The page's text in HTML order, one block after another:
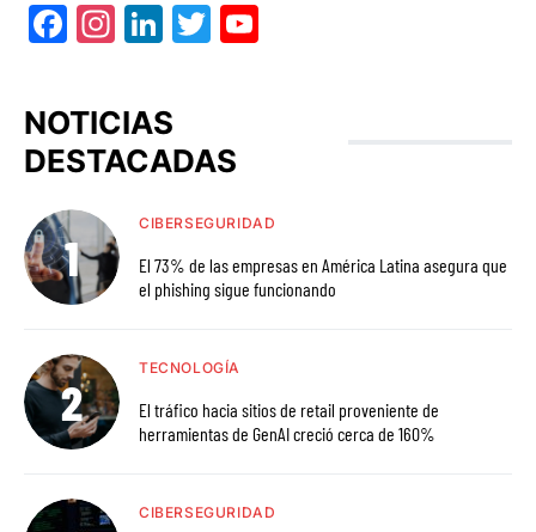
Facebook
Instagram
LinkedIn
Twitter
NOTICIAS
DESTACADAS
CIBERSEGURIDAD
El 73% de las empresas en América Latina asegura que
el phishing sigue funcionando
TECNOLOGÍA
El tráfico hacia sitios de retail proveniente de
herramientas de GenAI creció cerca de 160%
CIBERSEGURIDAD